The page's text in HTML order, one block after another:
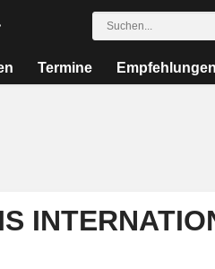
Termine Empfehlungen